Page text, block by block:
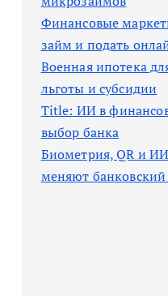
Финансовые
займ и подать
Военная ипотека
льготы и субсидии
Title: ИИ в
выбор банка
Биометрия, QR и
меняют банковский